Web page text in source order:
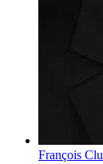
François